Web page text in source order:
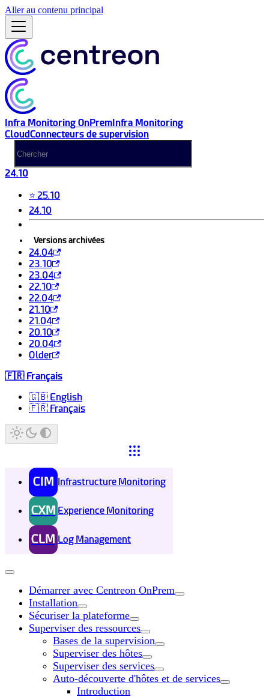
Aller au contenu principal
Infra Monitoring OnPremInfra Monitoring
CloudConnecteurs de supervision
24.10
⭐ 25.10
24.10
Versions archivées
24.04
23.10
23.04
22.10
22.04
21.10
21.04
20.10
20.04
Older
🇫🇷 Français
🇬🇧 English
🇫🇷 Français
CIM Infrastructure Monitoring
CXM Experience Monitoring
CLM Log Management
Démarrer avec Centreon OnPrem
Installation
Sécuriser la plateforme
Superviser des ressources
Bases de la supervision
Superviser des hôtes
Superviser des services
Auto-découverte d'hôtes et de services
Introduction